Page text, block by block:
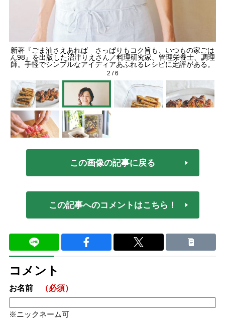
新著『ごま油さえあれば さっぱりもコク旨も、いつもの家ごは
ん98』を出版した沼津りえさん／料理研究家、管理栄養士、調理
師。手軽でシンプルなアイディアあふれるレシピに定評がある。
2 /6
この画像の記事に戻る
この記事へのコメントはこちら！
コメント
お名前 （必須）
ニックネーム可